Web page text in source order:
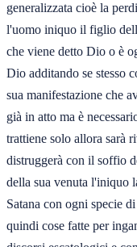
generalizzata cioè la
l'uomo iniquo il figlio
che viene detto Dio o è
Dio additando se stesso
sua manifestazione che
già in atto ma è
trattiene solo allora sarà
distruggerà con il soffio
della sua venuta l'iniquo
Satana con ogni specie
quindi cose fatte per